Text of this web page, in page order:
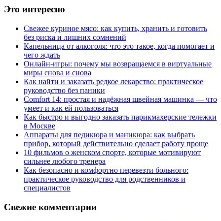
Это интересно
Свежее куриное мясо: как купить, хранить и готовить
без риска и лишних сомнений
Капельница от алкоголя: что это такое, когда помогает и
чего ждать
Онлайн-игры: почему мы возвращаемся в виртуальные
миры снова и снова
Как найти и заказать редкое лекарство: практическое
руководство без паники
Comfort 14: простая и надёжная швейная машинка — что
умеет и как ей пользоваться
Как быстро и выгодно заказать парикмахерские тележки
в Москве
Аппараты для педикюра и маникюра: как выбрать
прибор, который действительно сделает работу проще
10 фильмов о женском спорте, которые мотивируют
сильнее любого тренера
Как безопасно и комфортно перевезти больного:
практическое руководство для родственников и
специалистов
Свежие комментарии